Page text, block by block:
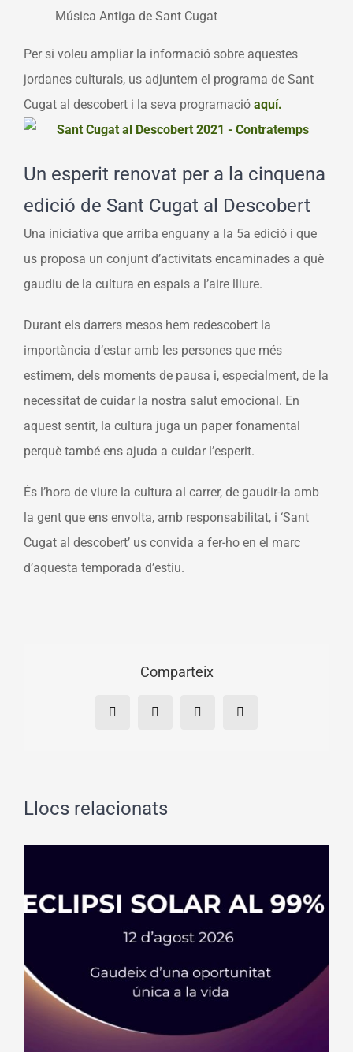
Música Antiga de Sant Cugat
Per si voleu ampliar la informació sobre aquestes
jordanes culturals, us adjuntem el programa de Sant
Cugat al descobert i la seva programació aquí.
Un esperit renovat per a la cinquena
edició de Sant Cugat al Descobert
Una iniciativa que arriba enguany a la 5a edició i que
us proposa un conjunt d’activitats encaminades a què
gaudiu de la cultura en espais a l’aire lliure.
Durant els darrers mesos hem redescobert la
importància d’estar amb les persones que més
estimem, dels moments de pausa i, especialment, de la
necessitat de cuidar la nostra salut emocional. En
aquest sentit, la cultura juga un paper fonamental
perquè també ens ajuda a cuidar l’esperit.
És l’hora de viure la cultura al carrer, de gaudir-la amb
la gent que ens envolta, amb responsabilitat, i ‘Sant
Cugat al descobert’ us convida a fer-ho en el marc
d’aquesta temporada d’estiu.
Comparteix
Facebook
X WhatsAppEmail:
Llocs relacionats